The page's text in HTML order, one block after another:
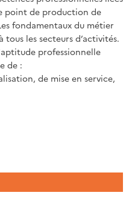
point de production de
fondamentaux du métier
les secteurs d’activités.
professionnelle
de :
de mise en service,